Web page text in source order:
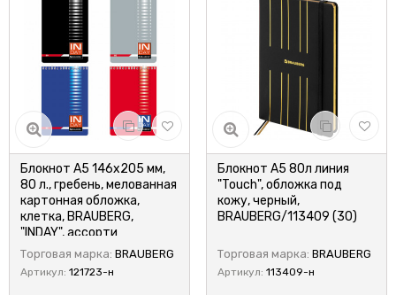
Блокнот А5 146х205 мм,
80 л., гребень, мелованная
картонная обложка,
клетка, BRAUBERG,
"INDAY", ассорти
Торговая марка: BRAUBERG
Артикул: 121723-н
Блокнот А5 80л линия
"Touch", обложка под
кожу, черный,
BRAUBERG/113409 (30)
Торговая марка: BRAUBERG
Артикул: 113409-н